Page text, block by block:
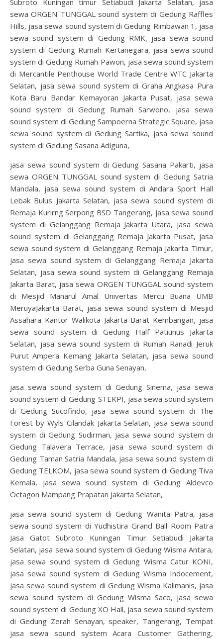
sewa ORGEN TUNGGAL sound system di Gedung Raffles
Hills, jasa sewa sound system di Gedung Rimbawan 1, jasa
sewa sound system di Gedung RMK, jasa sewa sound
system di Gedung Rumah Kertanegara, jasa sewa sound
system di Gedung Rumah Pawon, jasa sewa sound system
di Mercantile Penthouse World Trade Centre WTC Jakarta
Selatan, jasa sewa sound system di Graha Angkasa Pura
Kota Baru Bandar Kemayoran Jakarta Pusat, jasa sewa
sound system di Gedung Rumah Sarwono, jasa sewa
sound system di Gedung Sampoerna Strategic Square, jasa
sewa sound system di Gedung Sartika, jasa sewa sound
system di Gedung Sasana Adiguna,
jasa sewa sound system di Gedung Sasana Pakarti, jasa
sewa ORGEN TUNGGAL sound system di Gedung Satria
Mandala, jasa sewa sound system di Andara Sport Hall
Lebak Bulus Jakarta Selatan, jasa sewa sound system di
Remaja Kurirng Serpong BSD Tangerang, jasa sewa sound
system di Gelanggang Remaja Jakarta Utara, jasa sewa
sound system di Gelanggang Remaja Jakarta Pusat, jasa
sewa sound system di Gelanggang Remaja Jakarta Timur,
jasa sewa sound system di Gelanggang Remaja Jakarta
Selatan, jasa sewa sound system di Gelanggang Remaja
Jakarta Barat, jasa sewa ORGEN TUNGGAL sound system
di Mesjid Manarul Amal Univertas Mercu Buana UMB
MeruyaJakarta Barat, jasa sewa sound system di Mesjid
Assahara Kantor Walikota Jakarta Barat Kembangan, jasa
sewa sound system di Gedung Half Patiunus Jakarta
Selatan, jasa sewa sound system di Rumah Ranadi Jeruk
Purut Ampera Kemang Jakarta Selatan, jasa sewa sound
system di Gedung Serba Guna Senayan,
jasa sewa sound system di Gedung Sinema, jasa sewa
sound system di Gedung STEKPI, jasa sewa sound system
di Gedung Sucofindo, jasa sewa sound system di The
Forest by Wyls Cilandak Jakarta Selatan, jasa sewa sound
system di Gedung Sudirman, jasa sewa sound system di
Gedung Talavera Terrace, jasa sewa sound system di
Gedung Taman Satria Mandala, jasa sewa sound system di
Gedung TELKOM, jasa sewa sound system di Gedung Tiva
Kemala, jasa sewa sound system di Gedung Aldevco
Octagon Mampang Prapatan Jakarta Selatan,
jasa sewa sound system di Gedung Wanita Patra, jasa
sewa sound system di Yudhistira Grand Ball Room Patra
Jasa Gatot Subroto Kuningan Timur Setiabudi Jakarta
Selatan, jasa sewa sound system di Gedung Wisma Antara,
jasa sewa sound system di Gedung Wisma Catur KONI,
jasa sewa sound system di Gedung Wisma Indocement,
jasa sewa sound system di Gedung Wisma Kalimanis, jasa
sewa sound system di Gedung Wisma Saco, jasa sewa
sound system di Gedung XO Hall, jasa sewa sound system
di Gedung Zerah Senayan, speaker, Tangerang, Tempat
jasa sewa sound system Acara Customer Gathering,